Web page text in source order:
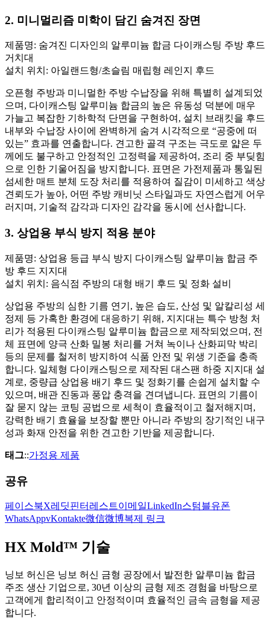
2. 미니멀리즘 미학이 담긴 숨겨진 장면
제품명: 숨겨진 디자인의 알루미늄 합금 다이캐스팅 주방 후드
거치대
설치 위치: 아일랜드형/초슬림 매립형 레인지 후드
오픈형 주방과 미니멀한 주방 수납장을 위해 특별히 설계되었
으며, 다이캐스팅 알루미늄 합금의 높은 유동성 덕분에 매우
가늘고 복잡한 기하학적 단면을 구현하여, 설치 브래킷을 후드
내부와 수납장 사이에 완벽하게 숨겨 시각적으로 “공중에 떠
있는” 효과를 연출합니다. 견고한 골격 구조는 극도로 얇은 두
께에도 불구하고 안정적인 고정력을 제공하여, 조리 중 부딪힘
으로 인한 기울어짐을 방지합니다. 표면은 가전제품과 통일된
섬세한 매트 분체 도장 처리를 적용하여 질감이 미세하고 색상
견뢰도가 높아, 어떤 주방 캐비닛 스타일과도 자연스럽게 어우
러지며, 기술적 감각과 디자인 감각을 동시에 선사합니다.
3. 상업용 부식 방지 적용 분야
제품명: 상업용 등급 부식 방지 다이캐스팅 알루미늄 합금 주
방 후드 지지대
설치 위치: 음식점 주방의 대형 배기 후드 및 정화 설비
상업용 주방의 심한 기름 연기, 높은 습도, 산성 및 알칼리성 세
정제 등 가혹한 환경에 대응하기 위해, 지지대는 특수 방청 처
리가 적용된 다이캐스팅 알루미늄 합금으로 제작되었으며, 전
체 표면에 양극 산화 밀봉 처리를 거쳐 녹이나 산화피막 박리
등의 문제를 철저히 방지하여 식품 안전 및 위생 기준을 충족
합니다. 일체형 다이캐스팅으로 제작된 대스팬 하중 지지대 설
계로, 중량급 상업용 배기 후드 및 정화기를 손쉽게 설치할 수
있으며, 배관 진동과 풍압 충격을 견뎌냅니다. 표면의 기름이
잘 묻지 않는 코팅 공법으로 세척이 효율적이고 철저해지며,
강력한 배기 효율을 보장할 뿐만 아니라 주방의 장기적인 내구
성과 화재 안전을 위한 견고한 기반을 제공합니다.
태그::가정용 제품
공유
페이스북X레딧핀터레스트이메일LinkedIn스텀블유폰
WhatsAppvKontakte微信微博복제 링크
HX Mold™ 기술
닝보 허신은 닝보 허신 금형 공장에서 발전한 알루미늄 합금
주조 생산 기업으로, 30년 이상의 금형 제조 경험을 바탕으로
고객에게 합리적이고 안정적이며 효율적인 금속 금형을 제공
합니다.